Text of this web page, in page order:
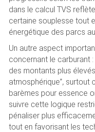
dans le calcul TVS
certaine souplesse tout
énergétique des parcs
Un autre aspect
concernant le carburant
des montants plus
atmosphérique”, surtout
barèmes pour essence
suivre cette logique
pénaliser plus
tout en favorisant les